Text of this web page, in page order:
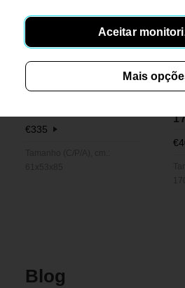
€335
€
Blog
Aceitar
Mais